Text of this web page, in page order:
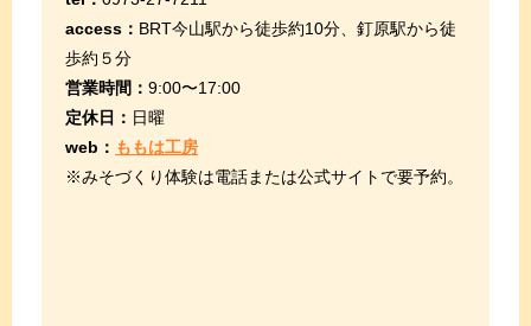
access： BRT今山駅から徒歩約10分、釘原駅から徒
歩約５分
営業時間： 9:00〜17:00
定休日： 日曜
web： ももは工房
※みそづくり体験は電話または公式サイトで要予約。